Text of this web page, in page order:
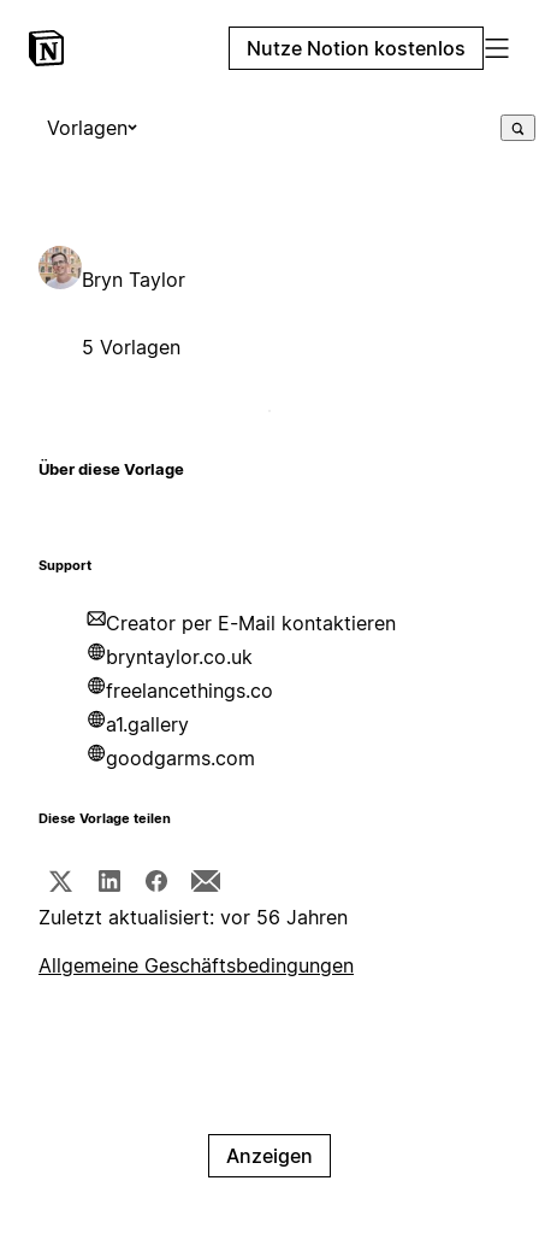
Nutze Notion kostenlos
Vorlagen
Bryn Taylor
5 Vorlagen
Über diese Vorlage
Support
Creator per E-Mail kontaktieren
bryntaylor.co.uk
freelancethings.co
a1.gallery
goodgarms.com
Diese Vorlage teilen
Zuletzt aktualisiert: vor 56 Jahren
Allgemeine Geschäftsbedingungen
Anzeigen